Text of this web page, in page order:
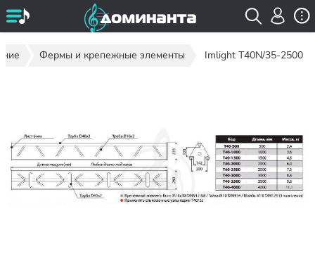
Фермы и крепежные элементы Imlight T40N/35-2500